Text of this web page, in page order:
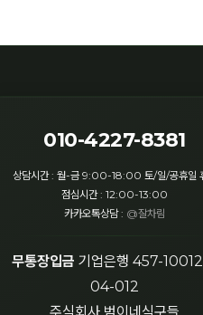
010-4227-8381
상담시간 : 월-금 9:00-18:00 토/일/공휴일
점심시간 : 12:00-13:00
카카오톡상담 : @잘차림
무통장입금 기업은행 457-
04-012